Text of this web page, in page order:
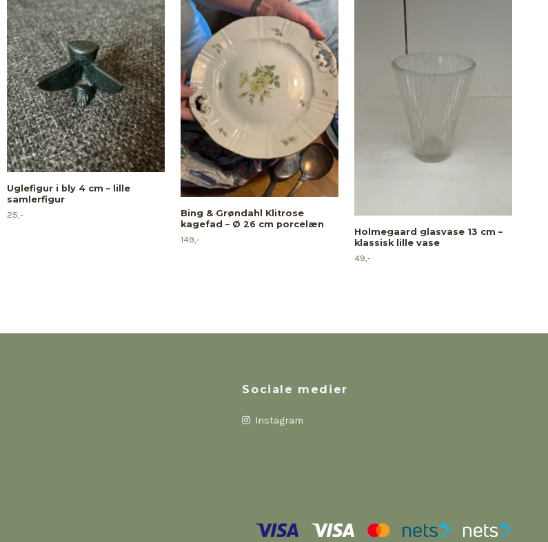
Uglefigur i bly 4 cm – lille
samlerfigur
25,-
Bing & Grøndahl Klitrose
kagefad – Ø 26 cm porcelæn
149,-
Holmegaard glasvase 13 cm –
klassisk lille vase
49,-
Sociale medier
Instagram